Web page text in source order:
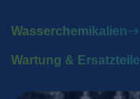
Wasserchemikalien
Wartung & Ersatzteile